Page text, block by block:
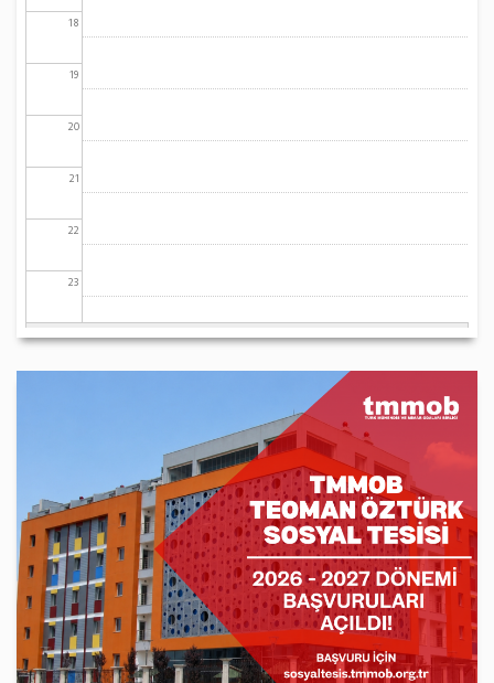
18
19
20
21
22
23